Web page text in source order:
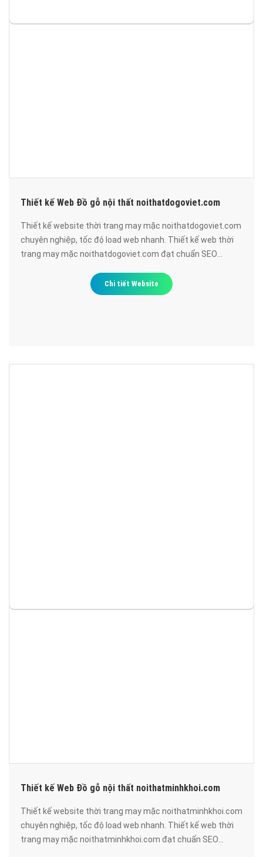
Thiết kế Web Đồ gỗ nội thất noithatdogoviet.com
Thiết kế website thời trang may mặc noithatdogoviet.com
chuyên nghiệp, tốc độ load web nhanh. Thiết kế web thời
trang may mặc noithatdogoviet.com đạt chuẩn SEO
Chi tiết Website
Thiết kế Web Đồ gỗ nội thất noithatminhkhoi.com
Thiết kế website thời trang may mặc noithatminhkhoi.com
chuyên nghiệp, tốc độ load web nhanh. Thiết kế web thời
trang may mặc noithatminhkhoi.com đạt chuẩn SEO